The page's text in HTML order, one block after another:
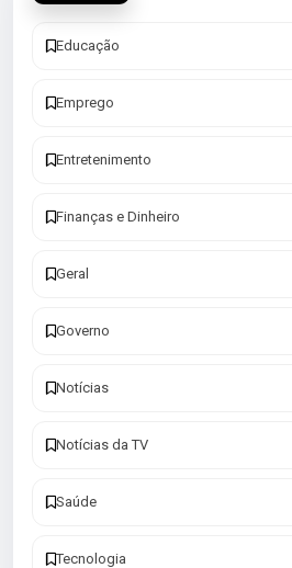
Educação
Emprego
Entretenimento
Finanças e Dinheiro
Geral
Governo
Notícias
Notícias da TV
Saúde
Tecnologia